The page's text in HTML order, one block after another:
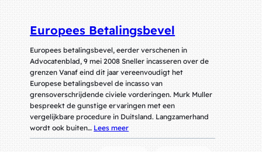
Europees Betalingsbevel
Europees betalingsbevel, eerder verschenen in
Advocatenblad, 9 mei 2008 Sneller incasseren over de
grenzen Vanaf eind dit jaar vereenvoudigt het
Europese betalingsbevel de incasso van
grensoverschrijdende civiele vorderingen. Murk Muller
bespreekt de gunstige ervaringen met een
vergelijkbare procedure in Duitsland. Langzamerhand
wordt ook buiten… Lees meer